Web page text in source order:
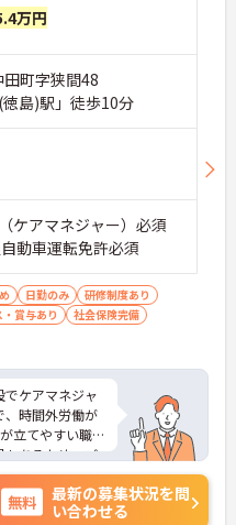
万円
町字狭間48
島)駅」徒歩10分
ケアマネジャー）必須
動車運転免許必須
日勤のみ
研修制度あり
賞与あり
社会保険完備
ケアマネジャ
、時間外労働が
立てやすい職
あるため、ご
ができます◎ご
伝えしますの
無料
最新の募集状況を問
い合わせる